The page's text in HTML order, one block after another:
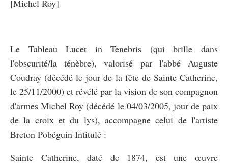
[Michel Roy]
Le Tableau Lucet in Tenebris (qui brille dans
l'obscurité/la ténèbre), valorisé par l'abbé Auguste
Coudray (décédé le jour de la fête de Sainte Catherine,
le 25/11/2000) et révélé par la vision de son compagnon
d'armes Michel Roy (décédé le 04/03/2005, jour de paix
de la croix et du lys), accompagne celui de l'artiste
Breton Pobéguin Intitulé :
Sainte Catherine, daté de 1874, est une œuvre